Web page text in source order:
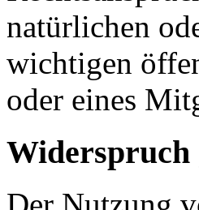
natürlichen
wichtigen
oder eines
Widerspruch